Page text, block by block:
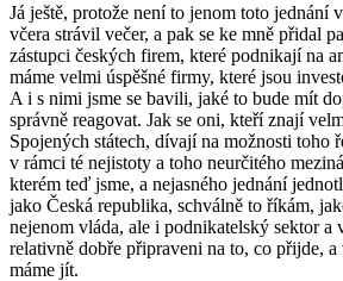
Já ještě, protože není to jenom toto jednání
včera strávil večer, a pak se ke mně přidal
zástupci českých firem, které podnikají na
máme velmi úspěšné firmy, které jsou
A i s nimi jsme se bavili, jaké to bude mít
správně reagovat. Jak se oni, kteří znají
Spojených státech, dívají na možnosti toho
v rámci té nejistoty a toho neurčitého
kterém teď jsme, a nejasného jednání
jako Česká republika, schválně to říkám,
nejenom vláda, ale i podnikatelský sektor a
relativně dobře připraveni na to, co přijde,
máme jít.